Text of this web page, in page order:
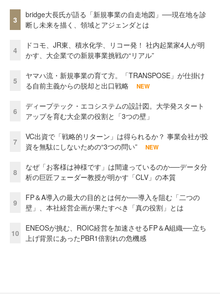
3
bridge大長氏が語る「新規事業の自走地図」──現在地を診
断し未来を描く、領域とアジェンダとは
4
ドコモ、JR東、積水化学、リコー発！ 社内起業家4人が明
かす、大企業での新規事業挑戦の“リアル”
5
ヤマハ流・新規事業の育て方。「TRANSPOSE」が仕掛け
る自前主義からの脱却と出口戦略
NEW
6
ディープテック・エコシステムの設計図。大学発スタート
アップを育む大企業の役割と「3つの壁」
7
VC出資で「戦略的リターン」は得られるか？ 事業会社が投
資を無駄にしないための“3つの問い”
NEW
8
なぜ「お客様は神様です」は間違っているのか──データ分
析の巨匠フェーダー教授が明かす「CLV」の本質
9
FP＆A導入の最大の目的とは何か──導入を阻む「二つの
壁」、本社経営企画が果たすべき「真の役割」とは
10
ENEOSが挑む、ROIC経営を加速させるFP＆A組織──立ち
上げ背景にあったPBR1倍割れの危機感